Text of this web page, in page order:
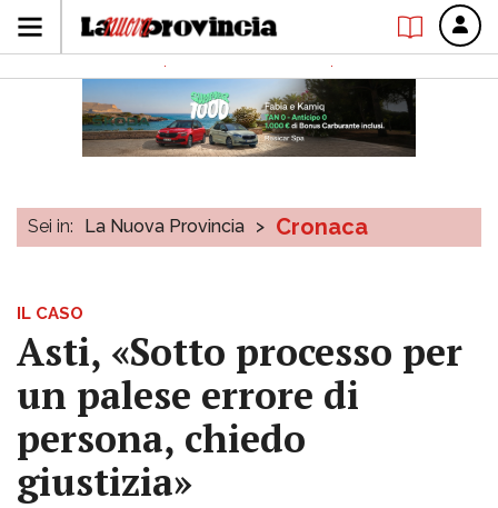
Sei in: La Nuova Provincia > Cronaca
IL CASO
Asti, «Sotto processo per
un palese errore di
persona, chiedo
giustizia»